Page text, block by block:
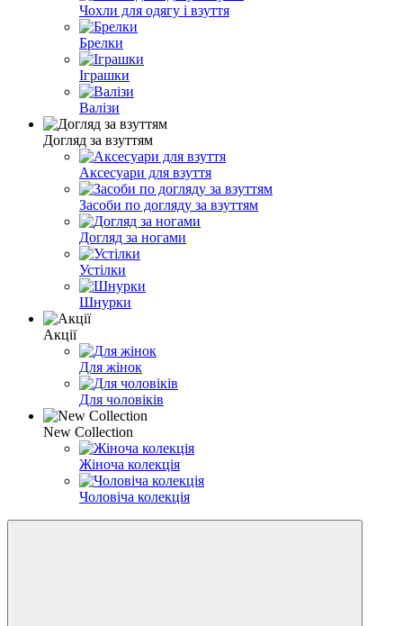
Чохли для одягу і взуття
Брелки
Іграшки
Валізи
Догляд за взуттям
Аксесуари для взуття
Засоби по догляду за взуттям
Догляд за ногами
Устілки
Шнурки
Акції
Для жінок
Для чоловіків
New Collection
Жіноча колекція
Чоловіча колекція